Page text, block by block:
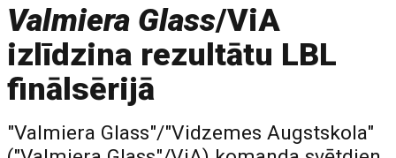
Valmiera Glass/ViA
izlīdzina rezultātu LBL
finālsērijā
"Valmiera Glass"/"Vidzemes Augstskola"